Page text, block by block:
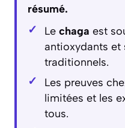
résumé.
Le chaga est
antioxydants et
traditionnels.
Les preuves
limitées et les
tous.